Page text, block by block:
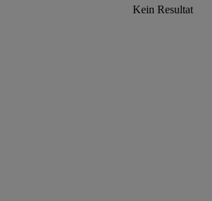
Kein Resultat